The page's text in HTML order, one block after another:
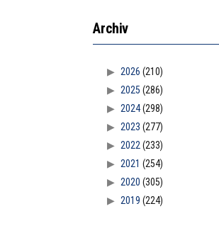
Archiv
2026 (210)
2025 (286)
2024(298)
2023 (277)
2022(233)
2021 (254)
2020 (305)
2019 (224)